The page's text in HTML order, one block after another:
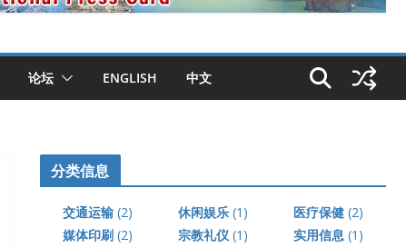
论坛 ENGLISH 中文
分类信息
交通运输 (2) 休闲娱乐 (1) 医疗保健 (2)
媒体印刷 (2) 宗教礼仪 (1) 实用信息 (1)